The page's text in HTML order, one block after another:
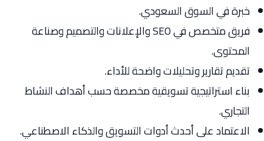
خبرة في السوق السعودي.
فريق متخصص في SEO والإعلانات والتصميم وصناعة
المحتوى.
تقديم تقارير وتحليلات واضحة للأداء.
بناء استراتيجية تسويقية مخصصة حسب أهداف النشاط
التجاري.
الاعتماد على أحدث أدوات التسويق والذكاء الاصطناعي.